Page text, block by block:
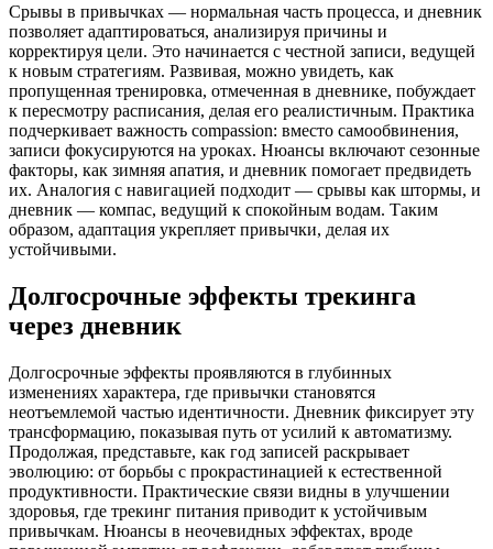
Срывы в привычках — нормальная часть процесса, и дневник
позволяет адаптироваться, анализируя причины и
корректируя цели. Это начинается с честной записи, ведущей
к новым стратегиям. Развивая, можно увидеть, как
пропущенная тренировка, отмеченная в дневнике, побуждает
к пересмотру расписания, делая его реалистичным. Практика
подчеркивает важность compassion: вместо самообвинения,
записи фокусируются на уроках. Нюансы включают сезонные
факторы, как зимняя апатия, и дневник помогает предвидеть
их. Аналогия с навигацией подходит — срывы как штормы, и
дневник — компас, ведущий к спокойным водам. Таким
образом, адаптация укрепляет привычки, делая их
устойчивыми.
Долгосрочные эффекты трекинга
через дневник
Долгосрочные эффекты проявляются в глубинных
изменениях характера, где привычки становятся
неотъемлемой частью идентичности. Дневник фиксирует эту
трансформацию, показывая путь от усилий к автоматизму.
Продолжая, представьте, как год записей раскрывает
эволюцию: от борьбы с прокрастинацией к естественной
продуктивности. Практические связи видны в улучшении
здоровья, где трекинг питания приводит к устойчивым
привычкам. Нюансы в неочевидных эффектах, вроде